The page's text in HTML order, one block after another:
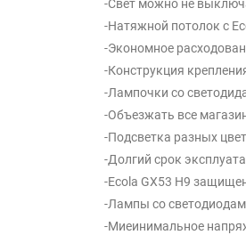
-Свет можно не
-Натяжной потолок с
-Экономное
-Конструкция
-Лампочки со
-Объезжать все
-Подсветка разных
-Долгий срок
-Ecola GX53 H9
-Лампы со
-Миеинимальное